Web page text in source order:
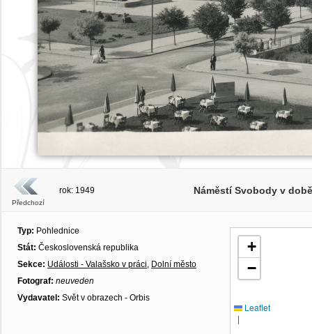
Předchozí
rok: 1949 Náměstí Svobody v
Typ: Pohlednice
Stát: Československá republika
Sekce: Události - Valašsko v práci, Dolní město
Fotograf: neuveden
Vydavatel: Svět v obrazech - Orbis
+
−
Leaflet
|